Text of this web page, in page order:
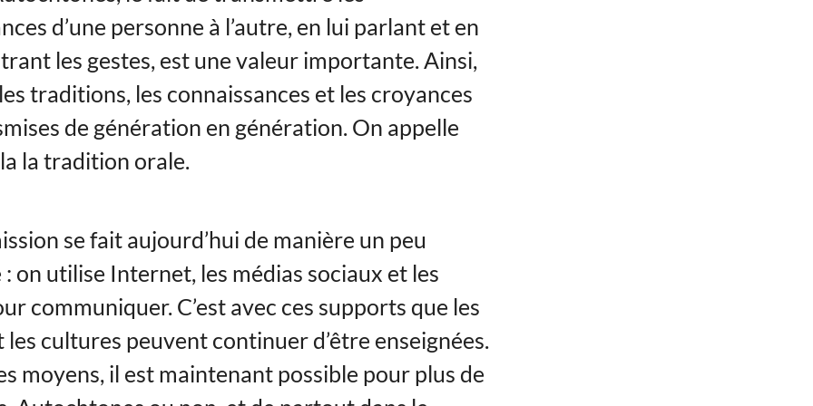
d’une personne à l’autre, en lui parlant et en
les gestes, est une valeur importante. Ainsi,
traditions, les connaissances et les croyances
de génération en génération. On appelle
la tradition orale.
se fait aujourd’hui de manière un peu
on utilise Internet, les médias sociaux et les
communiquer. C’est avec ces supports que les
les cultures peuvent continuer d’être enseignées.
moyens, il est maintenant possible pour plus de